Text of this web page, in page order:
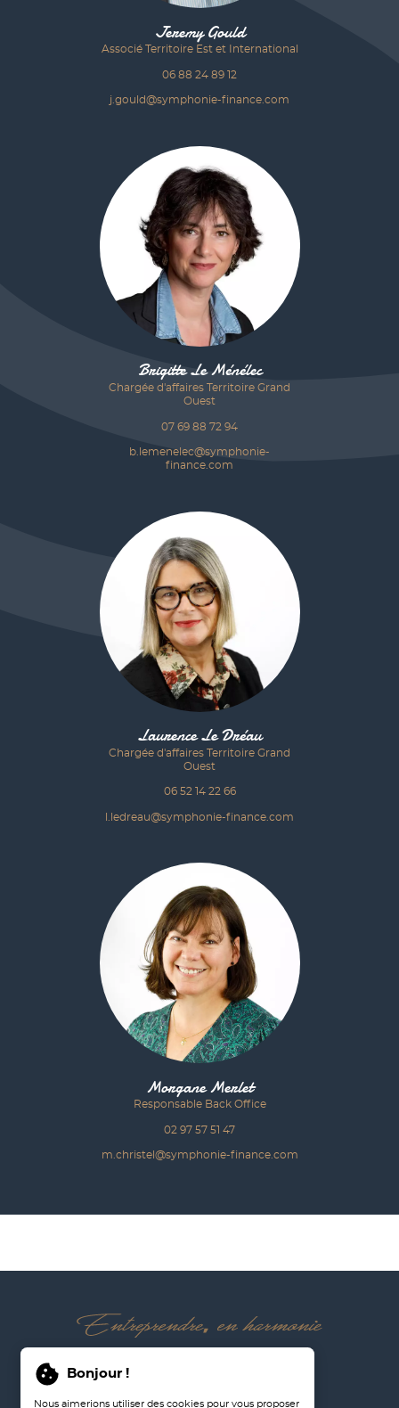
Jeremy Gould
Associé Territoire Est et International
06 88 24 89 12
j.gould@symphonie-finance.com
Brigitte Le Ménélec
Chargée d'affaires Territoire Grand
Ouest
07 69 88 72 94
b.lemenelec@symphonie-
finance.com
Laurence Le Dréau
Chargée d'affaires Territoire Grand
Ouest
06 52 14 22 66
l.ledreau@symphonie-finance.com
Morgane Merlet
Responsable Back Office
02 97 57 51 47
m.christel@symphonie-finance.com
Bonjour !
Nous aimerions utiliser des cookies pour vous proposer